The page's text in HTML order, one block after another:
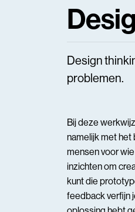
Design
problemen.
Bij deze
namelijk met het
mensen voor
inzichten om
kunt die
feedback verfijn